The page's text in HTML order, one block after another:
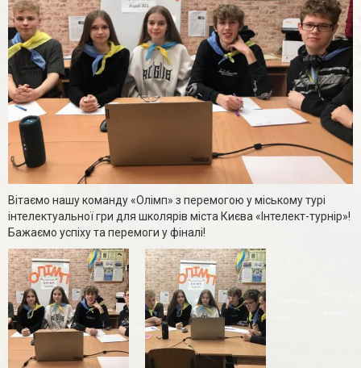
Вітаємо нашу команду «Олімп» з перемогою у міському турі
інтелектуальної гри для школярів міста Києва «Інтелект-турнір»!
Бажаємо успіху та перемоги у фіналі!